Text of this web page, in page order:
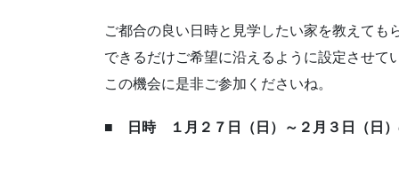
ご都合の良い日時と見学したい家を教えても
できるだけご希望に沿えるように設定させて
この機会に是非ご参加くださいね。
■ 日時 １月２７日（日）～２月３日（日）